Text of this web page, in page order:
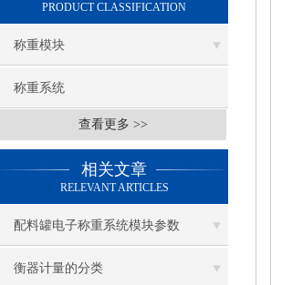
PRODUCT CLASSIFICATION
称重模块
称重系统
查看更多 >>
相关文章
RELEVANT ARTICLES
配料罐电子称重系统模块参数
衡器计量的分类